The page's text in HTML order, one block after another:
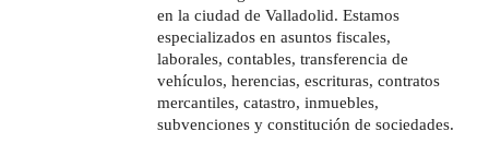
en la ciudad de Valladolid. Estamos
especializados en asuntos fiscales,
laborales, contables, transferencia de
vehículos, herencias, escrituras, contratos
mercantiles, catastro, inmuebles,
subvenciones y constitución de sociedades.